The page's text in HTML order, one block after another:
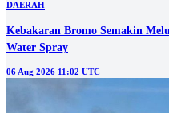
DAERAH
Kebakaran Bromo Semakin
Water Spray
06 Aug 2026 11:02 UTC